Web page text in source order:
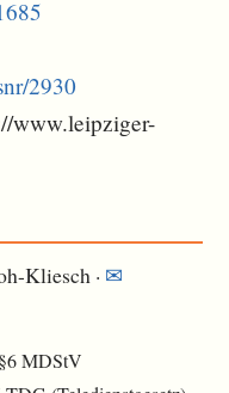
2930
www.leipziger-
Kliesch · ✉︎
MDStV